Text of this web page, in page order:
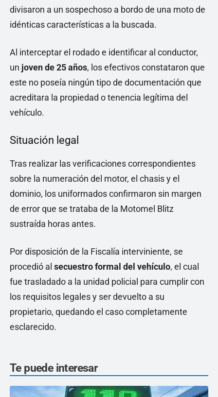
divisaron a un sospechoso a bordo de una moto de
idénticas características a la buscada.
Al interceptar el rodado e identificar al conductor,
un joven de 25 años, los efectivos constataron que
este no poseía ningún tipo de documentación que
acreditara la propiedad o tenencia legítima del
vehículo.
Situación legal
Tras realizar las verificaciones correspondientes
sobre la numeración del motor, el chasis y el
dominio, los uniformados confirmaron sin margen
de error que se trataba de la Motomel Blitz
sustraída horas antes.
Por disposición de la Fiscalía interviniente, se
procedió al secuestro formal del vehículo, el cual
fue trasladado a la unidad policial para cumplir con
los requisitos legales y ser devuelto a su
propietario, quedando el caso completamente
esclarecido.
Te puede interesar